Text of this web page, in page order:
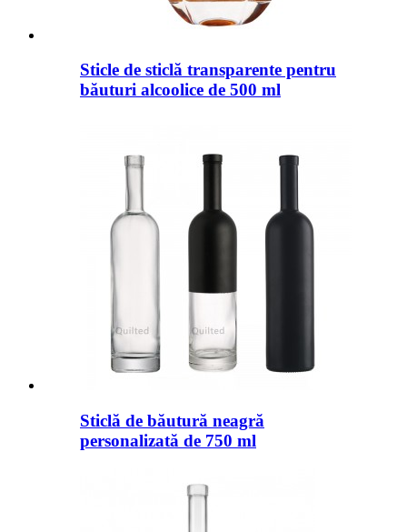
Sticle de sticlă transparente pentru
băuturi alcoolice de 500 ml
Sticlă de băutură neagră
personalizată de 750 ml